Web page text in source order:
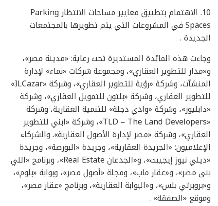
10. الاهتمام بتطبيق معايير مساحات الانتظار Parking
Spaces في المشروعات التي يتم تطويرها بالمجتمعات
الجديدة .
وجاءت هذه المائدة المستديرة تحت رعاية: «مدينة مصر»،
و«مدار للتطوير العقاري»، ومجموعة شركات «نماء» لإدارة
المنشآت، وشركة «رؤية للتطوير العقاري»، وشركة «ILCazar»
للتطوير العقاري، وشركة «بلتون للتمويل العقاري»، وشركة
«دابليوز»، وشركة «وادي دجلة» للتنمية العقارية، وشركة
«TLD – The Land Developers»، وشركة «ابني للتطوير
العقاري»، وشركة «مصر لإدارة الأصول العقارية». والشركاء
الإعلاميون: «الجريدة العقارية»، وجريدة «البورصة»، وجريدة
«ديلي نيوز إيجيبت»، و«الجدعان Real Estate»، وبرنامج «اللي
بنى مصر»، و«عقار ماب»، ومجلة «أصول مصر»، وبوابة «بلوم»،
و«بروبرتي بلس»، و«البوابة العقارية»، وبرنامج «عقار مصر»،
وموقع «الصفقة» .